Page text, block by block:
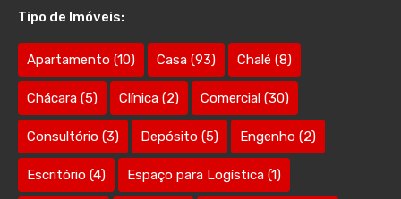
Tipo de Imóveis:
Apartamento (10) Casa (93) Chalé (8)
Chácara (5) Clínica (2) Comercial (30)
Consultório (3) Depósito (5) Engenho (2)
Escritório (4) Espaço para Logística (1)